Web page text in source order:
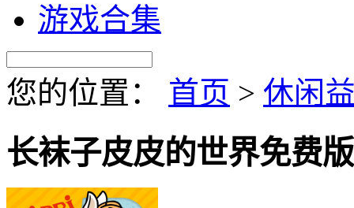
游戏合集
您的位置： 首页 > 休闲
长袜子皮皮的世界免费版